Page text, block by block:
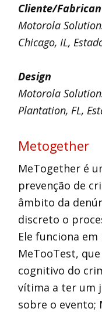
Cliente/
Motorola
Chicago, IL,
Design
Motorola
Plantation, FL,
Metogether
MeTogether é
prevenção de
âmbito da
discreto o
Ele funciona
MeTooTest,
cognitivo do
vítima a ter um
sobre o evento;